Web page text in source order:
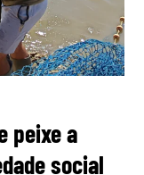
peixe a
social